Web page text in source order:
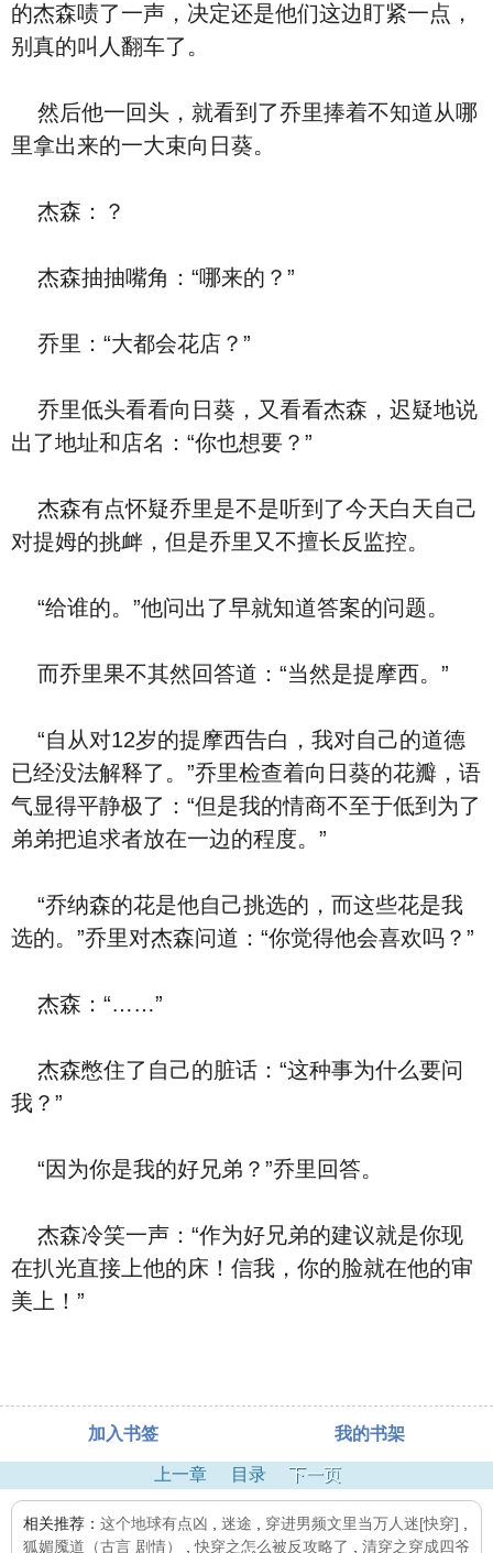
的杰森啧了一声，决定还是他们这边盯紧一点，
别真的叫人翻车了。
然后他一回头，就看到了乔里捧着不知道从哪
里拿出来的一大束向日葵。
杰森：？
杰森抽抽嘴角：“哪来的？”
乔里：“大都会花店？”
乔里低头看看向日葵，又看看杰森，迟疑地说
出了地址和店名：“你也想要？”
杰森有点怀疑乔里是不是听到了今天白天自己
对提姆的挑衅，但是乔里又不擅长反监控。
“给谁的。”他问出了早就知道答案的问题。
而乔里果不其然回答道：“当然是提摩西。”
“自从对12岁的提摩西告白，我对自己的道德
已经没法解释了。”乔里检查着向日葵的花瓣，语
气显得平静极了：“但是我的情商不至于低到为了
弟弟把追求者放在一边的程度。”
“乔纳森的花是他自己挑选的，而这些花是我
选的。”乔里对杰森问道：“你觉得他会喜欢吗？”
杰森：“……”
杰森憋住了自己的脏话：“这种事为什么要问
我？”
“因为你是我的好兄弟？”乔里回答。
杰森冷笑一声：“作为好兄弟的建议就是你现
在扒光直接上他的床！信我，你的脸就在他的审
美上！”
加入书签 我的书架
上一章 目录 下一页
相关推荐： 这个地球有点凶 迷途 穿进男频文里当万人迷[快穿]
狐媚魇道（古言 剧情）
,快穿之怎么被反攻略了 清穿之穿成四爷